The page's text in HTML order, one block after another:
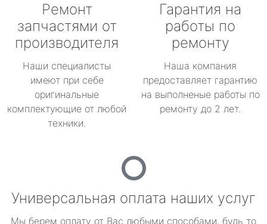
Ремонт
запчастями от
производителя
Наши специалисты
имеют при себе
оригинальные
комплектующие от любой
техники.
Гарантия на
работы по
ремонту
Наша компания
предоставляет гарантию
на выполненые работы по
ремонту до 2 лет.
Универсальная оплата наших услуг
Мы берем оплату от Вас любыми способами, будь то